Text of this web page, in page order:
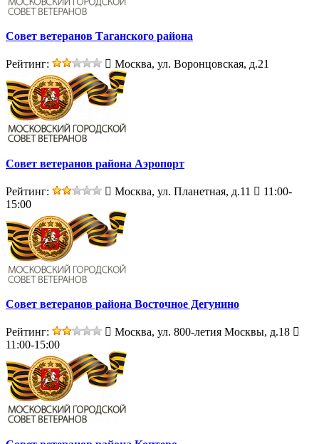
Совет ветеранов Таганского района
Рейтинг: Москва, ул. Воронцовская, д.21
Совет ветеранов района Аэропорт
Рейтинг: Москва, ул. Планетная, д.11
11:00-
15:00
Совет ветеранов района Восточное Дегунино
Рейтинг:
Москва, ул. 800-летия Москвы, д.18
11:00-15:00